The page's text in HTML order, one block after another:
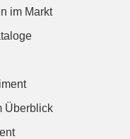
im Markt
Überblick